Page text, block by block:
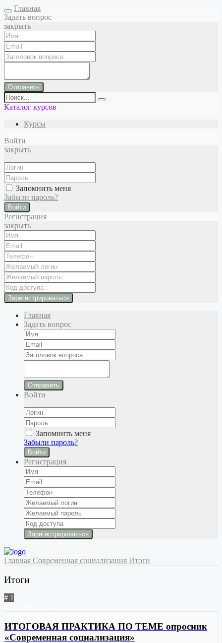
Главная
Задать вопрос
закрыть
Отправить
Каталог курсов
Курсы
Войти
закрыть
Запомнить меня
Забыли пароль?
Войти
Регистрация
закрыть
Главная
Задать вопрос
Отправить
Войти
Запомнить меня
Забыли пароль?
Войти
Регистрация
Главная Современная социализация Итоги
Итоги
# 1
ИТОГОВАЯ ПРАКТИКА ПО ТЕМЕ опросник
«Современная социализация»